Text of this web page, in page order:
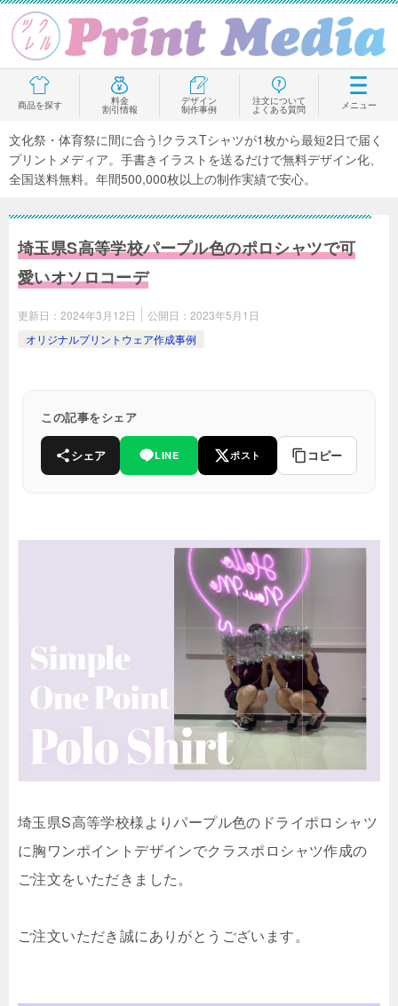
商品を探す 料金
割引情報
デザイン
制作事例
注文について
よくある質問 メニュー
文化祭・体育祭に間に合う!クラスTシャツが1枚から最短2日で届く
プリントメディア。手書きイラストを送るだけで無料デザイン化、
全国送料無料。年間500,000枚以上の制作実績で安心。
埼玉県S高等学校パープル色のポロシャツで可
愛いオソロコーデ
更新日： 2024年3月12日 公開日： 2023年5月1日
オリジナルプリントウェア作成事例
この記事をシェア
シェア LINE ポスト コピー
埼玉県S高等学校様よりパープル色のドライポロシャツ
に胸ワンポイントデザインでクラスポロシャツ作成の
ご注文をいただきました。
ご注文いただき誠にありがとうございます。